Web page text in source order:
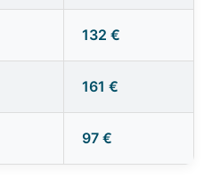
132 €
161 €
97 €